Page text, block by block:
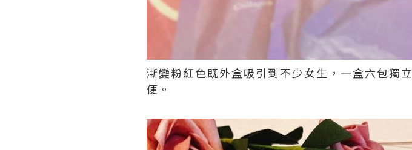
漸變粉紅色既外盒吸引到不少女生，一盒六包獨
便。